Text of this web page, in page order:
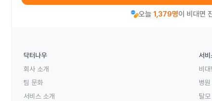
오늘 1,379명이 비대면
닥터나우
회사 소개
팀 문화
서비스 소개
서비
비
병원
탈모